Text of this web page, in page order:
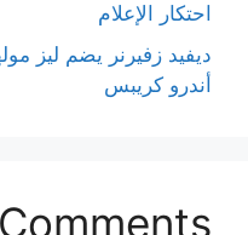
احتكار الإعلام
ديفيد زفيرنر يضم ليز
أندرو كريبس